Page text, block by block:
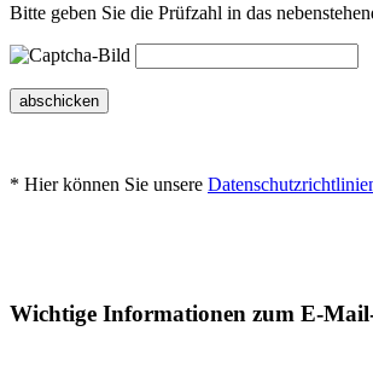
Bitte geben Sie die Prüfzahl in das
abschicken
* Hier können Sie unsere
Wichtige Informationen zum E-